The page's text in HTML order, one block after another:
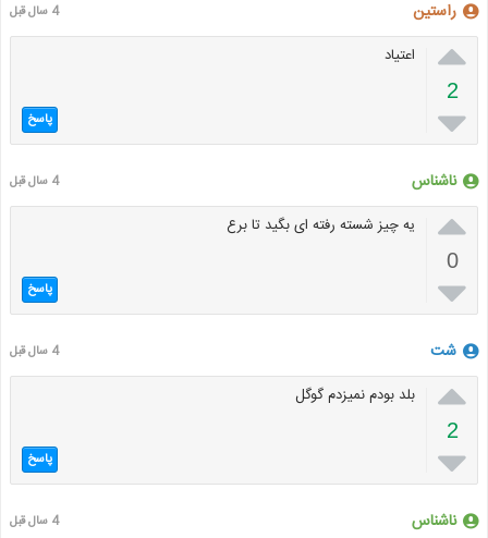
راستین 4 سال قبل

2

اعتیاد
پاسخ
ناشناس 4 سال قبل

0

یه چیز شسته رفته ای بگید تا برع
پاسخ
شت 4 سال قبل

2

بلد بودم نمیزدم گوگل
پاسخ
ناشناس 4 سال قبل